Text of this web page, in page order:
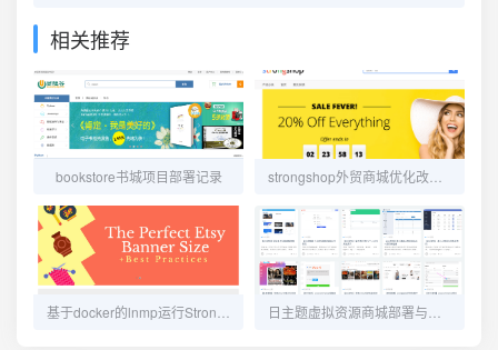
相关推荐
bookstore书城项目部署记录